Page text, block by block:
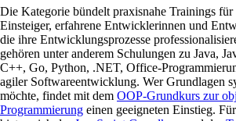
Die Kategorie bündelt praxisnahe Trainings
Einsteiger, erfahrene Entwicklerinnen und
die ihre Entwicklungsprozesse
gehören unter anderem Schulungen zu Java,
C++, Go, Python, .NET, Office-
agiler Softwareentwicklung. Wer Grundlagen
möchte, findet mit dem OOP-Grundkurs zur
Programmierung einen geeigneten Einstieg.